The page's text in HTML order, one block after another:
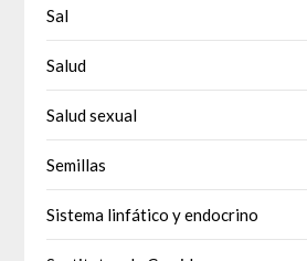
Sal
Salud
Salud sexual
Semillas
Sistema linfático y endocrino